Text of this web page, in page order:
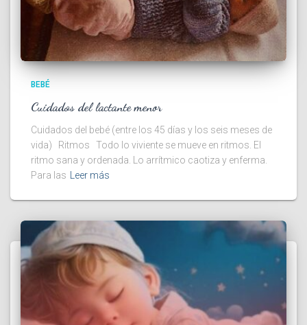
BEBÉ
Cuidados del lactante menor
Cuidados del bebé (entre los 45 días y los seis meses de
vida) Ritmos Todo lo viviente se mueve en ritmos. El
ritmo sana y ordenada. Lo arrítmico caotiza y enferma.
Para las
Leer más